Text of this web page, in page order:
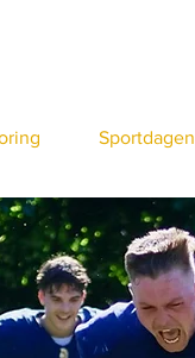
Sportdagen